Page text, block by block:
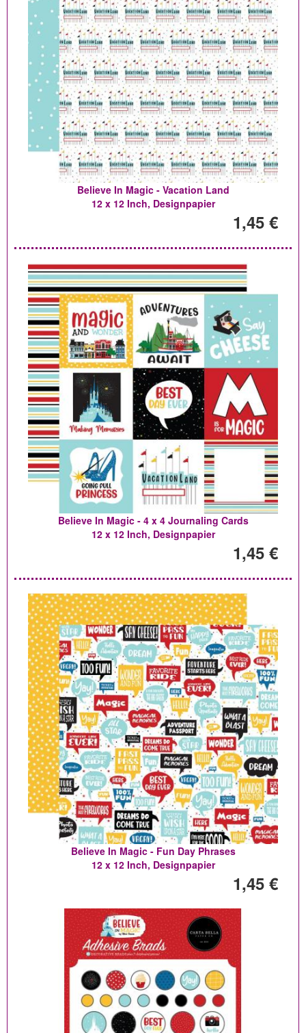
Believe In Magic - Vacation Land
12 x 12 Inch, Designpapier
1,45 €
Believe In Magic - 4 x 4 Journaling Cards
12 x 12 Inch, Designpapier
1,45 €
Believe In Magic - Fun Day Phrases
12 x 12 Inch, Designpapier
1,45 €